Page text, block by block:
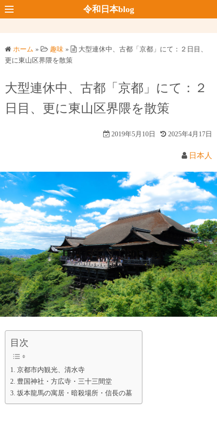
コ
ン
ツ
キ
令和日本blog
ホーム » 趣味 »
大型連休中、古都「京都」にて：２日目、
更に東山区界隈を散策
大型連休中、古都「京都」にて：２
日目、更に東山区界隈を散策
2019年5月10日 2025年4月17日
日本人
目次
京都市内観光、清水寺
豊国神社・方広寺・三十三間堂
坂本龍馬の寓居・暗殺場所・信長の墓